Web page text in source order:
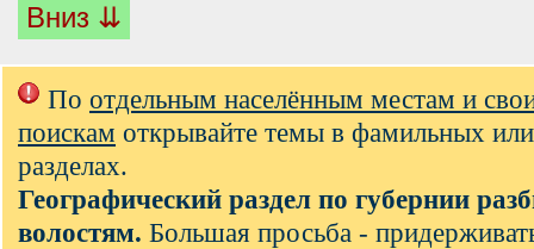
Вниз ⇊
По отдельным населённым местам и
поискам открывайте темы в фамильных
разделах.
Географический раздел по губернии
волостям. Большая просьба -